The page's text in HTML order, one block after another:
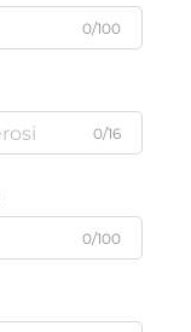
0/100
0/16
0/100